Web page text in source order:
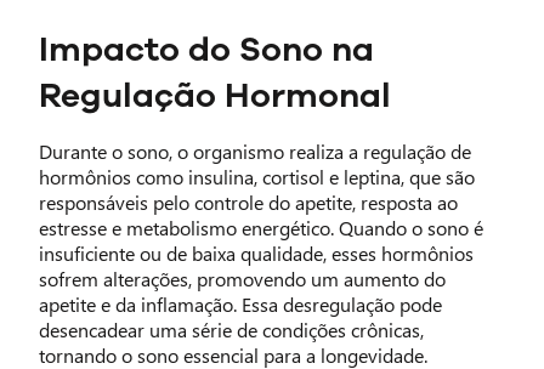
Impacto do Sono na
Regulação Hormonal
Durante o sono, o organismo realiza a regulação de
hormônios como insulina, cortisol e leptina, que são
responsáveis pelo controle do apetite, resposta ao
estresse e metabolismo energético. Quando o sono é
insuficiente ou de baixa qualidade, esses hormônios
sofrem alterações, promovendo um aumento do
apetite e da inflamação. Essa desregulação pode
desencadear uma série de condições crônicas,
tornando o sono essencial para a longevidade.